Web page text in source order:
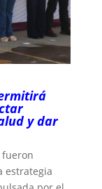
y dar
fueron
estrategia